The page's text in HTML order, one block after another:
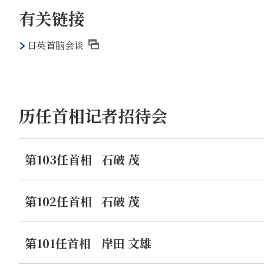
2 七国集团（G7）广岛峰会
于法治的自由开放的国际秩序这一七国集团坚定的决心
关于应对俄罗斯对乌克兰的侵略，两国首脑一致表示，
相还表示，作为唯一的战争核爆国，绝对不能接受俄罗斯
续发出明确的讯息至关重要。
关于当下日本对乌克兰的支援，岸田首相介绍说，日本将
苏纳克首相对日本坚决果断的应对表达了谢意。
有关链接
日英首脑会谈
历任首相记者招待会
第103任首相 石破 茂
第102任首相 石破 茂
第101任首相
岸田 文雄